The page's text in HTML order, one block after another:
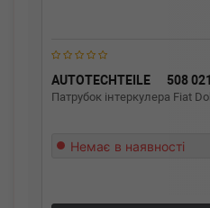
AUTOTECHTEILE 508
Патрубок інтеркулера Fiat
Немає в наявності